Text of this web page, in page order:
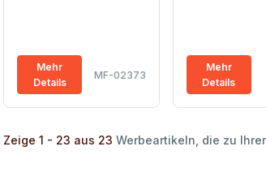
Mehr
Details
MF-02373
Mehr
Details
Zeige 1 - 23 aus 23 Werbeartikeln, die zu